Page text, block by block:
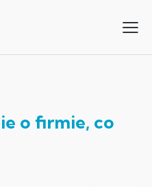
o firmie, co